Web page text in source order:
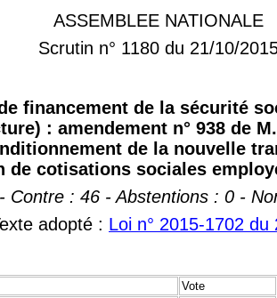
ASSEMBLEE NATIONALE
Scrutin n° 1180 du 21/10/
financement de la sécurité
: amendement n° 938 de
de la nouvelle
de cotisations sociales
Contre : 46 - Abstentions : 0 -
adopté : Loi n° 2015-1702
Vote